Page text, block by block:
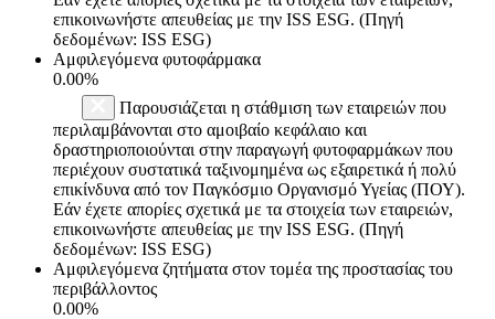
επικοινωνήστε απευθείας με την ISS ESG. (Πηγή
δεδομένων: ISS ESG)
Αμφιλεγόμενα φυτοφάρμακα
0.00%
Παρουσιάζεται η στάθμιση των εταιρειών που
περιλαμβάνονται στο αμοιβαίο κεφάλαιο και
δραστηριοποιούνται στην παραγωγή φυτοφαρμάκων που
περιέχουν συστατικά ταξινομημένα ως εξαιρετικά ή πολύ
επικίνδυνα από τον Παγκόσμιο Οργανισμό Υγείας (ΠΟΥ).
Εάν έχετε απορίες σχετικά με τα στοιχεία των εταιρειών,
επικοινωνήστε απευθείας με την ISS ESG. (Πηγή
δεδομένων: ISS ESG)
Αμφιλεγόμενα ζητήματα στον τομέα της προστασίας του
περιβάλλοντος
0.00%